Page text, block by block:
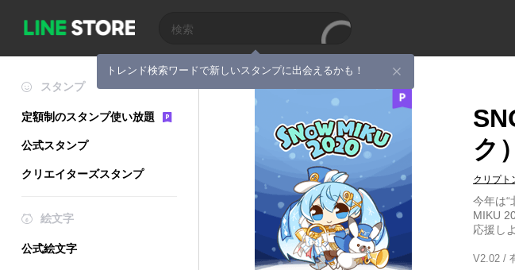
トレンド検索ワードで新しいスタンプに出会えるかも！
スタンプ
定額制のスタンプ使い放題
公式スタンプ
クリエイターズスタンプ
絵文字
公式絵文字
ク）
クリプト
今年は“
MIKU
応援し
V2.02 /